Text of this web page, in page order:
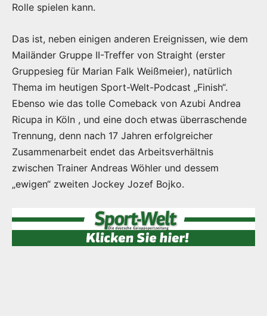
Rolle spielen kann.
Das ist, neben einigen anderen Ereignissen, wie dem
Mailänder Gruppe II-Treffer von Straight (erster
Gruppesieg für Marian Falk Weißmeier), natürlich
Thema im heutigen Sport-Welt-Podcast „Finish“.
Ebenso wie das tolle Comeback von Azubi Andrea
Ricupa in Köln , und eine doch etwas überraschende
Trennung, denn nach 17 Jahren erfolgreicher
Zusammenarbeit endet das Arbeitsverhältnis
zwischen Trainer Andreas Wöhler und dessem
„ewigen“ zweiten Jockey Jozef Bojko.